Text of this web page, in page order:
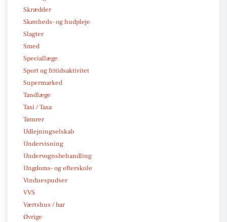
Skrædder
Skønheds- og hudpleje
Slagter
Smed
Speciallæge
Sport og fritidsaktivitet
Supermarked
Tandlæge
Taxi / Taxa
Tømrer
Udlejningselskab
Undervisning
Undervognsbehandling
Ungdoms- og efterskole
Vinduespudser
VVS
Værtshus / bar
Øvrige